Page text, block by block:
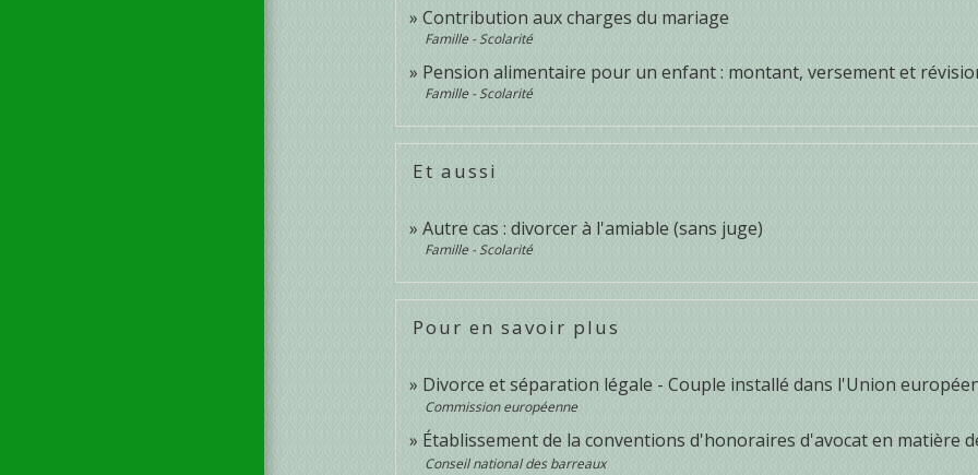
Contribution aux charges du mariage
Famille - Scolarité
Pension alimentaire pour un enfant : montant, versement et
Famille - Scolarité
Et aussi
Autre cas : divorcer à l'amiable (sans juge)
Famille - Scolarité
Pour en savoir plus
Divorce et séparation légale - Couple installé dans l'Union
Commission européenne
Établissement de la conventions d'honoraires d'avocat en matière
Conseil national des barreaux